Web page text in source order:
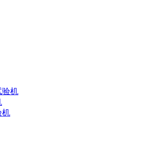
验机
机